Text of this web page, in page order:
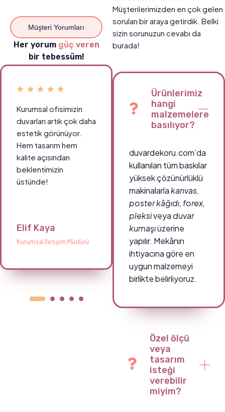
Müşteri Yorumları
Her yorum güç veren
bir tebessüm!
Kurumsal ofisimizin
duvarları artık çok daha
estetik görünüyor.
Hem tasarım hem
kalite açısından
beklentimizin
üstünde!
Elif Kaya
Kurumsal İletişim Müdürü
Okul koridorlarımızda
öğrencilerin ilgisini
çeken canlı tablolar
daha enerjik.
Teşekkürler
duvardekoru.com!
Ahmet Demir
Okul Müdürü
Müşterilerimizden en çok gelen
soruları bir araya getirdik. Belki
sizin sorunuzun cevabı da
burada!
Ürünlerimiz
hangi
malzemelere
basılıyor?
duvardekoru.com’da
kullanılan tüm baskılar
yüksek çözünürlüklü
makinalarlakanvas,
poster kâğıdı, forex,
pleksiveya duvar
kumaşıüzerine
yapılır. Mekânın
ihtiyacına göre en
uygun malzemeyi
birlikte belirliyoruz.
Özel ölçü
veya
tasarım
isteği
verebilir
miyim?